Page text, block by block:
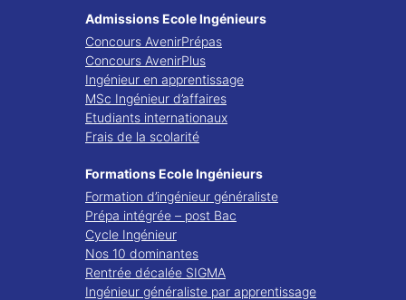
Admissions Ecole Ingénieurs
Concours AvenirPrépas
Concours AvenirPlus
Ingénieur en apprentissage
MSc Ingénieur d’affaires
Etudiants internationaux
Frais de la scolarité
Formations Ecole Ingénieurs
Formation d’ingénieur généraliste
Prépa intégrée – post Bac
Cycle Ingénieur
Nos 10 dominantes
Rentrée décalée SIGMA
Ingénieur généraliste par apprentissage